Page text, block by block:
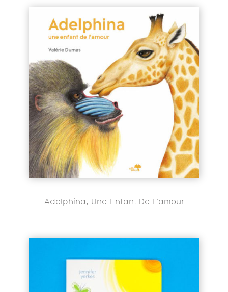
Adelphina, Une Enfant De L’amour